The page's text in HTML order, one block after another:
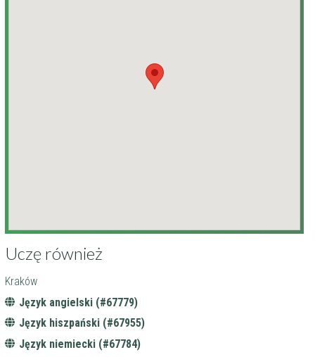
Uczę również
Kraków
Język angielski (#67779)
Język hiszpański (#67955)
Język niemiecki (#67784)